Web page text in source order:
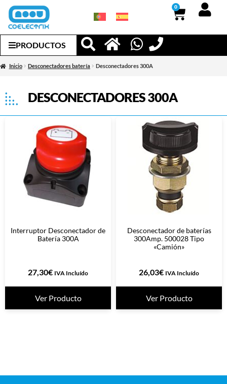
0
PRODUCTOS
Inicio Desconectadores batería Desconectadores 300A
DESCONECTADORES 300A
Interruptor Desconectador de
Batería 300A
27,30€ IVA Incluído
Ver Producto
Desconectador de baterías
300Amp. 500028 Tipo
«Camión»
26,03€ IVA Incluído
Ver Producto